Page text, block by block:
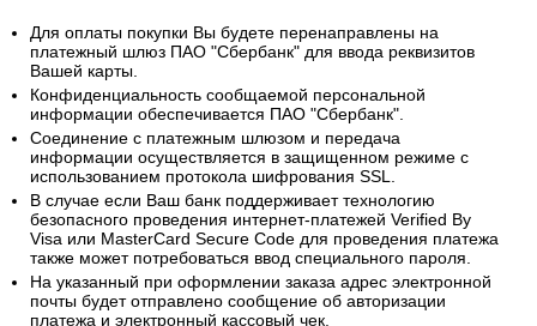
Для оплаты покупки Вы будете перенаправлены на
платежный шлюз ПАО "Сбербанк" для ввода реквизитов
Вашей карты.
Конфиденциальность сообщаемой персональной
информации обеспечивается ПАО "Сбербанк".
Соединение с платежным шлюзом и передача
информации осуществляется в защищенном режиме с
использованием протокола шифрования SSL.
В случае если Ваш банк поддерживает технологию
безопасного проведения интернет-платежей Verified By
Visa или MasterCard Secure Code для проведения платежа
также может потребоваться ввод специального пароля.
На указанный при оформлении заказа адрес электронной
почты будет отправлено сообщение об авторизации
платежа и электронный кассовый чек.